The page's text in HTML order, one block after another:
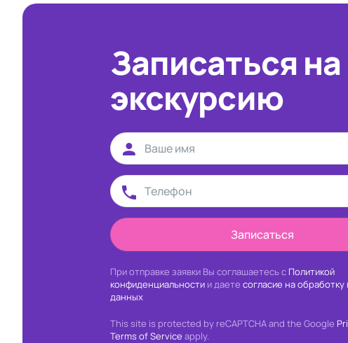
Записаться на
экскурсию
Записаться
При отправке заявки Вы соглашаетесь с Политикой
конфиденциальности и даете согласие на
данных
This site is protected by reCAPTCHA and the Google
Terms of Service apply.